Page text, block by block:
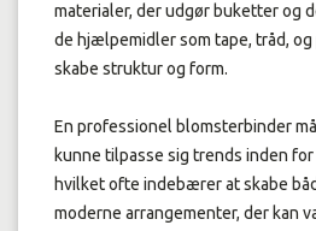
materialer, der udgør buketter og
de hjælpemidler som tape, tråd,
skabe struktur og form.
En professionel blomsterbinder
kunne tilpasse sig trends inden
hvilket ofte indebærer at skabe
moderne arrangementer, der kan